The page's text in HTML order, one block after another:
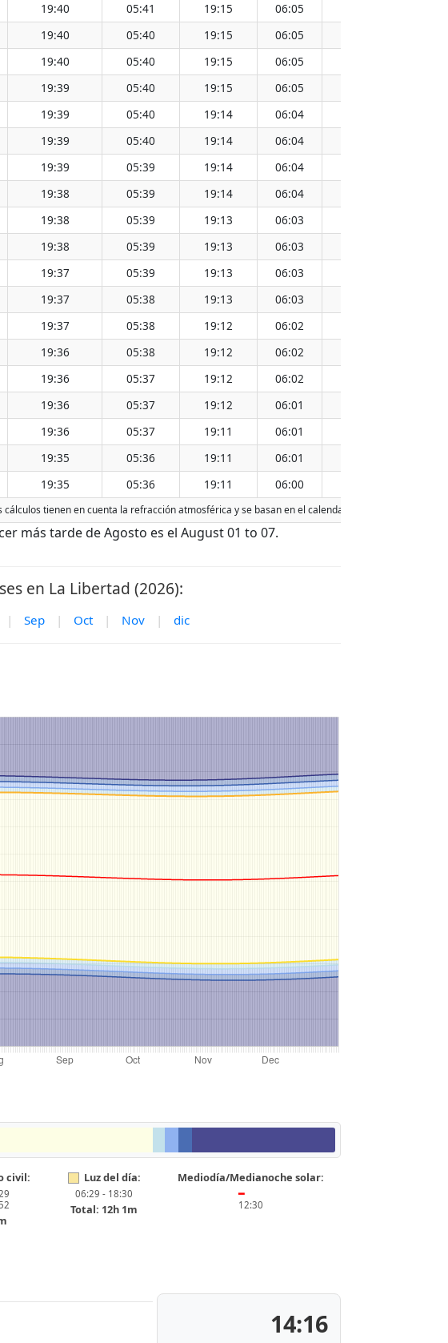
19:40 05:41 19:15 06:05
19:40 05:40 19:15 06:05
19:40 05:40 19:15 06:05
19:39 05:40 19:15 06:05
19:39 05:40 19:14 06:04
19:39 05:40 19:14 06:04
19:39 05:39 19:14 06:04
19:38 05:39 19:14 06:04
19:38 05:39 19:13 06:03
19:38 05:39 19:13 06:03
19:37 05:39 19:13 06:03
19:37 05:38 19:13 06:03
19:37 05:38 19:12 06:02
19:36 05:38 19:12 06:02
19:36 05:37 19:12 06:02
19:36 05:37 19:12 06:01
19:36 05:37 19:11 06:01
19:35 05:36 19:11 06:01
19:35 05:36 19:11 06:00
tienen en cuenta la refracción atmosférica y se basan en el calendario gregoriano. La
más tarde de Agosto es el August 01 to 07.
en La Libertad (2026):
| Sep | Oct | Nov | dic
civil: Luz del día:
06:29 - 18:30
Total: 12h 1m
Mediodía/Medianoche solar:
━
12:30
14:16